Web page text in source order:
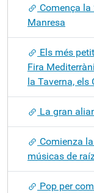
Comença
Manresa
Els més
Fira
la Taverna, els
La gran
Comienza
músicas de
Pop per